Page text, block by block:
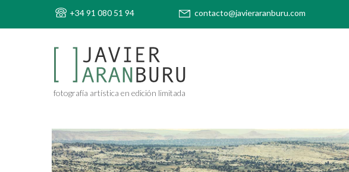
+34 91 080 51 94 contacto@javieraranburu.com
fotografía artística en edición limitada